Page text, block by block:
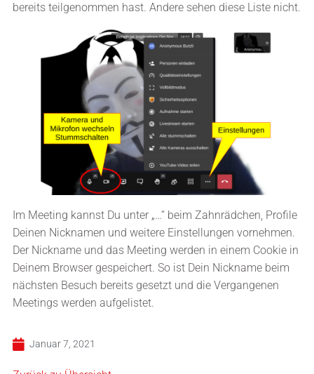
bereits teilgenommen hast. Andere sehen diese Liste nicht.
Im Meeting kannst Du unter „…“ beim Zahnrädchen, Profile
Deinen Nicknamen und weitere Einstellungen vornehmen.
Der Nickname und das Meeting werden in einem Cookie in
Deinem Browser gespeichert. So ist Dein Nickname beim
nächsten Besuch bereits gesetzt und die Vergangenen
Meetings werden aufgelistet.
Januar 7, 2021